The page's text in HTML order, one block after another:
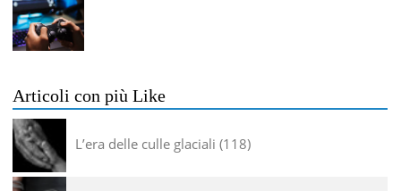
Articoli con più Like
L’era delle culle glaciali 118